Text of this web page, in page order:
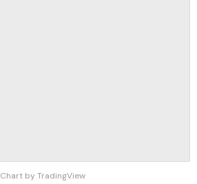
Chart by TradingView